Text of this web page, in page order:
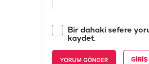
Bir dahaki sefere
kaydet.
YORUM GÖNDER GIRIŞ